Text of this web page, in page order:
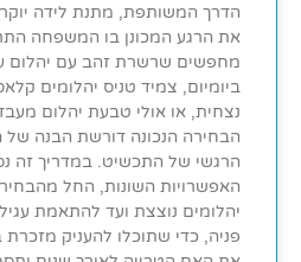
הדרך המשותפת, מתנת לידה
את הרגע המכונן בו המשפחה
מחפשים שרשרת זהב עם יהלום
ביומיום, צמיד טניס יהלומים
נצחית, או אולי טבעת יהלום
הבחירה הנכונה דורשת הבנה של
הרגשי של התכשיט. במדריך זה
האפשרויות השונות, החל
יהלומים נוצצת ועד להתאמת
פניה, כדי שתוכלו להעניק